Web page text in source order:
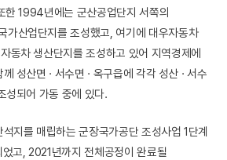
한 1994년에는 군산공업단지 서쪽의
가산업단지를 조성했고, 여기에 대우자동차
동차 생산단지를 조성하고 있어 지역경제에
성산면 · 서수면 · 옥구읍에 각각 성산 · 서수
성되어 가동 중에 있다.
지를 매립하는 군장국가공단 조성사업 1단계
고, 2021년까지 전체공정이 완료될